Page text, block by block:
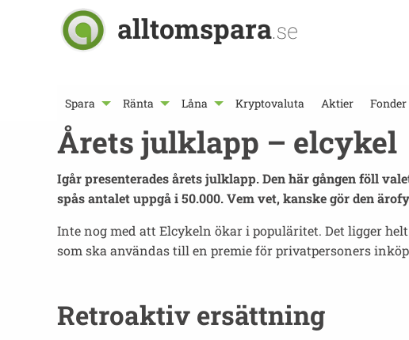
alltomspara.se
Spara Ränta Låna Kryptovaluta Aktier Fonder
Årets julklapp – elcykel
Igår presenterades årets julklapp. Den här gången föll
spås antalet uppgå i 50.000. Vem vet, kanske gör den
Inte nog med att Elcykeln ökar i populäritet. Det ligger
som ska användas till en premie för privatpersoners
Retroaktiv ersättning